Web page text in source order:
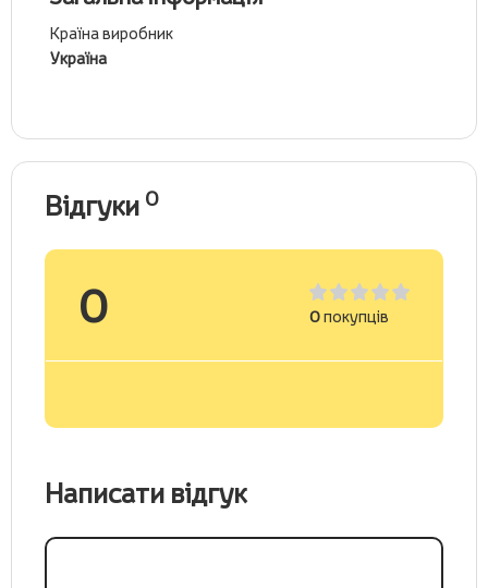
Країна виробник
Україна
Відгуки 0
0 0покупців
Написати відгук